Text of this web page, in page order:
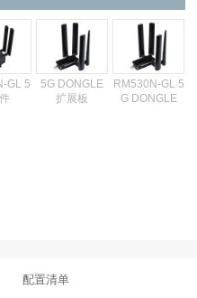
GL 5
5G DONGLE
扩展板
RM530N-GL 5
G DONGLE
配置清单